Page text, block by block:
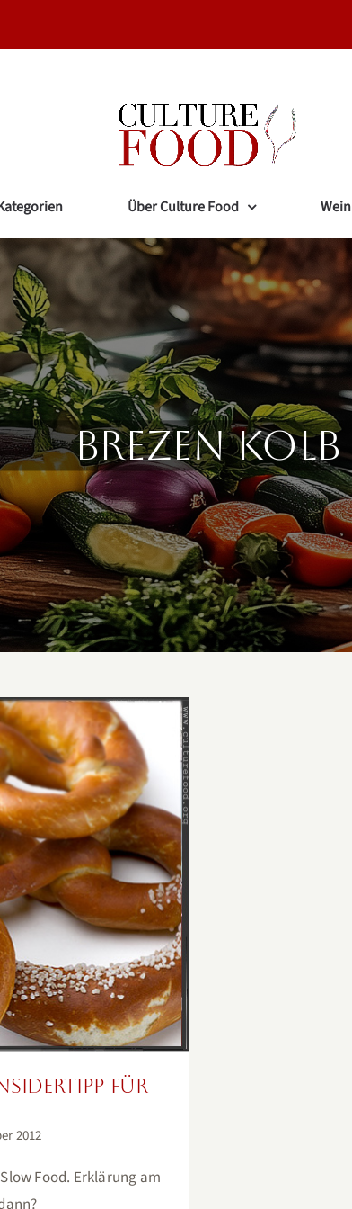
Über Culture Food Wein
Brezen Kolb
für
für
2012
Food. Erklärung am